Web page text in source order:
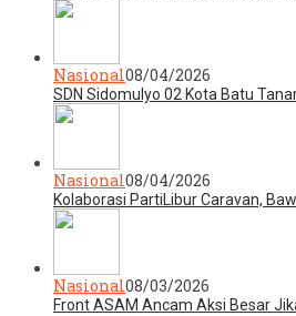
Nasional08/04/2026
SDN Sidomulyo 02 Kota Batu
Nasional08/04/2026
Kolaborasi PartiLibur Caravan,
Nasional08/03/2026
Front ASAM Ancam Aksi Besar